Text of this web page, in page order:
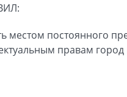
местом постоянного
правам город